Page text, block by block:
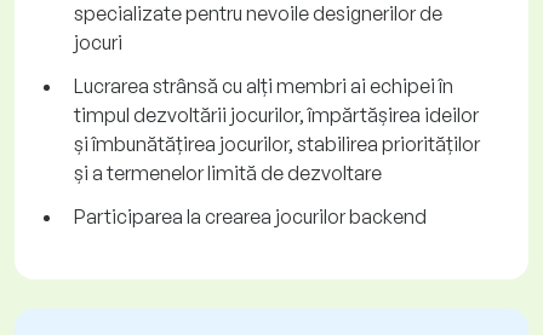
specializate pentru nevoile designerilor de
jocuri
Lucrarea strânsă cu alți membri ai echipei în
timpul dezvoltării jocurilor, împărtășirea ideilor
și îmbunătățirea jocurilor, stabilirea priorităților
și a termenelor limită de dezvoltare
Participarea la crearea jocurilor backend